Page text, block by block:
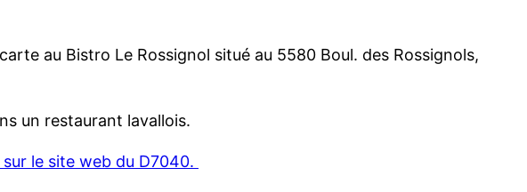
au Bistro Le Rossignol situé au 5580 Boul. des Rossignols,
un restaurant lavallois.
sur le site web du D7040.